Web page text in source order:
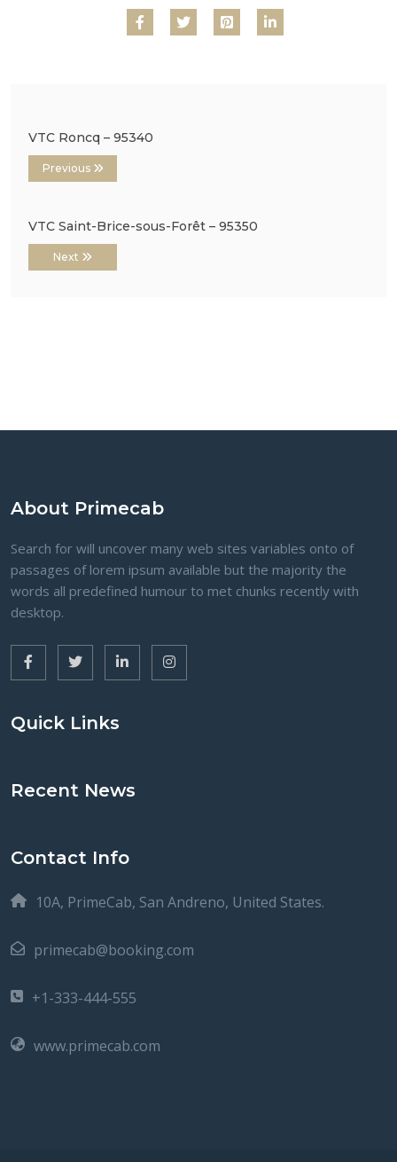
VTC Roncq – 95340
Previous
VTC Saint-Brice-sous-Forêt – 95350
Next
About Primecab
Search for will uncover many web sites variables onto of
passages of lorem ipsum available but the majority the
words all predefined humour to met chunks recently with
desktop.
Quick Links
Recent News
Contact Info
10A, PrimeCab, San Andreno, United States.
primecab@booking.com
+1-333-444-555
www.primecab.com